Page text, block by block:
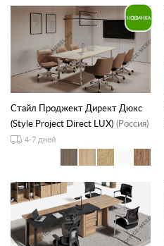
Стайл Проджект Директ Дюкс
(Style Project Direct LUX) (Россия)
4-7 дней